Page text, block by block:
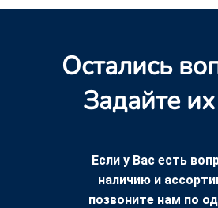
Остались
Задайте
Если у Вас есть
наличию и
позвоните нам по